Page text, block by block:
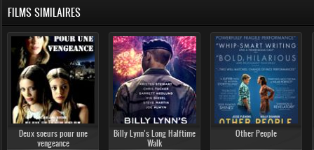
FILMS SIMILAIRES
Deux soeurs pour une
vengeance
Billy Lynn’s Long Halftime
Walk
Other People